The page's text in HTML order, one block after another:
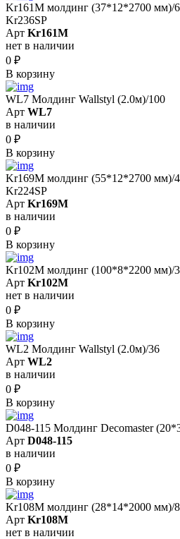
Kr161M молдинг (37*12*2700
Kr236SP
Арт Kr161M
нет в наличии
0 ₽
В корзину
WL7 Молдинг Wallstyl (2.0м)/100
Арт WL7
в наличии
0 ₽
В корзину
Kr169M молдинг (55*12*2700
Kr224SP
Арт Kr169M
в наличии
0 ₽
В корзину
Kr102M молдинг (100*8*2200 мм)/
Арт Kr102M
нет в наличии
0 ₽
В корзину
WL2 Молдинг Wallstyl (2.0м)/36
Арт WL2
в наличии
0 ₽
В корзину
D048-115 Молдинг Decomaster
Арт D048-115
в наличии
0 ₽
В корзину
Kr108M молдинг (28*14*2000 мм)/
Арт Kr108M
нет в наличии